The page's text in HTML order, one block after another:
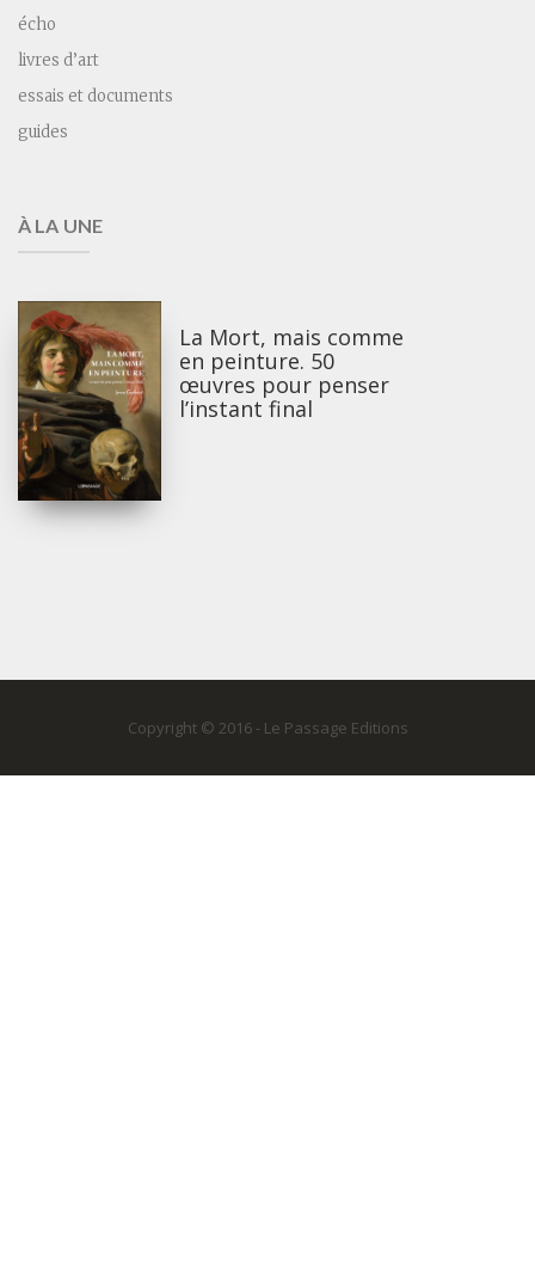
écho
livres d’art
essais et documents
guides
À LA UNE
La Mort, mais comme
en peinture. 50
œuvres pour penser
l’instant final
Copyright © 2016 - Le Passage Editions